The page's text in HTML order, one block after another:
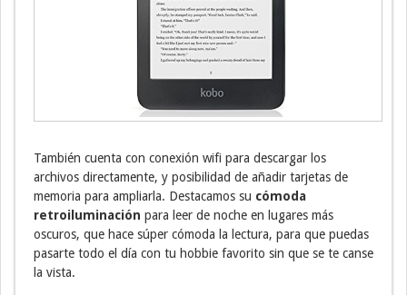
También cuenta con conexión wifi para descargar los
archivos directamente, y posibilidad de añadir tarjetas de
memoria para ampliarla. Destacamos su cómoda
retroiluminación para leer de noche en lugares más
oscuros, que hace súper cómoda la lectura, para que puedas
pasarte todo el día con tu hobbie favorito sin que se te canse
la vista.